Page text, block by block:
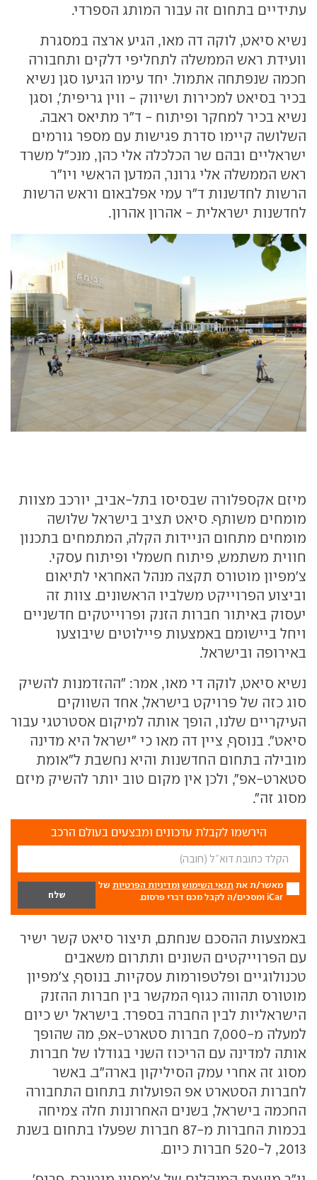
עתידיים בתחום זה עבור המותג הספרדי.
נשיא סיאט, לוקה דה מאו, הגיע ארצה במסגרת
וועידת ראש הממשלה לתחליפי דלקים ותחבורה
חכמה שנפתחה אתמול. יחד עימו הגיעו סגן נשיא
בכיר בסיאט למכירות ושיווק - ווין גריפית', וסגן
נשיא בכיר למחקר ופיתוח - ד"ר מתיאס ראבה.
השלושה קיימו סדרת פגישות עם מספר גורמים
ישראליים ובהם שר הכלכלה אלי כהן, מנכ"ל משרד
ראש הממשלה אלי גרונר, המדען הראשי ויו"ר
הרשות לחדשנות ד"ר עמי אפלבאום וראש הרשות
לחדשנות ישראלית - אהרון אהרון.
מיזם אקספלורה שבסיסו בתל-אביב, יורכב מצוות
מומחים משותף. סיאט תציב בישראל שלושה
מומחים מתחום הניידות הקלה, המתמחים בתכנון
חווית משתמש, פיתוח חשמלי ופיתוח עסקי.
צ'מפיון מוטורס תקצה מנהל האחראי לתיאום
וביצוע הפרוייקט משלביו הראשונים. צוות זה
יעסוק באיתור חברות הזנק ופרוייטקים חדשניים
ויחל ביישומם באמצעות פיילוטים שיבוצעו
באירופה ובישראל.
נשיא סיאט, לוקה די מאו, אמר: "ההזדמנות להשיק
סוג כזה של פרויקט בישראל, אחד השווקים
העיקריים שלנו, הופך אותה למיקום אסטרטגי עבור
סיאט". בנוסף, ציין דה מאו כי "ישראל היא מדינה
מובילה בתחום החדשנות והיא נחשבת ל"אומת
סטארט-אפ", ולכן אין מקום טוב יותר להשיק מיזם
מסוג זה".
הירשמו לקבלת עדכונים ומבצעים בעולם הרכב
מאשר/ת את תנאי השימוש ומדיניות הפרטיות של
iCar ומסכים/ה לקבל מכם דברי פרסום.
באמצעות ההסכם שנחתם, תיצור סיאט קשר ישיר
עם הפרוייקטים השונים ותתרום משאבים
טכנולוגיים ופלטפורמות עסקיות. בנוסף, צ'מפיון
מוטורס תהווה כגוף המקשר בין חברות ההזנק
הישראליות לבין החברה בספרד. בישראל יש כיום
למעלה מ-7,000 חברות סטארט-אפ, מה שהופך
אותה למדינה עם הריכוז השני בגודלו של חברות
מסוג זה אחרי עמק הסיליקון בארה"ב. באשר
לחברות הסטארט אפ הפועלות בתחום התחבורה
החכמה בישראל, בשנים האחרונות חלה צמיחה
בכמות החברות מ-87 חברות שפעלו בתחום בשנת
2013, ל-520 חברות כיום.